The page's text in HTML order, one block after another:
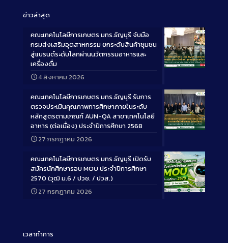
ข่าวล่าสุด
Long
คณะเทคโนโลยีการเกษตร มทร.ธัญบุรี จับมือ
กรมส่งเสริมอุตสาหกรรม ยกระดับสินค้าชุมชน
สู่แบรนด์ระดับโลกผ่านนวัตกรรมอาหารและ
เครื่องดื่ม
4 สิงหาคม 2026
Long
คณะเทคโนโลยีการเกษตร มทร.ธัญบุรี รับการ
ตรวจประเมินคุณภาพการศึกษาภายในระดับ
หลักสูตรตามเกณฑ์ AUN-QA สาขาเทคโนโลยี
อาหาร (ต่อเนื่อง) ประจำปีการศึกษา 2568
27 กรกฎาคม 2026
Long
คณะเทคโนโลยีการเกษตร มทร.ธัญบุรี เปิดรับ
สมัครนักศึกษารอบ MOU ประจำปีการศึกษา
2570 (วุฒิ ม.6 / ปวช. / ปวส.)
27 กรกฎาคม 2026
เวลาทำการ